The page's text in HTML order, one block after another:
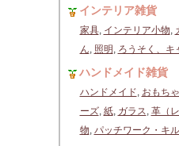
インテリア雑貨
家具, インテリア小物,
ん, 照明 , ろうそく、キ
ハンドメイド雑貨
ハンドメイド, おもち
ーズ, 紙, ガラス, 革（
物, パッチワーク・キ